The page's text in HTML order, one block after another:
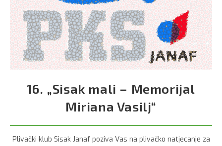
16. „Sisak mali – Memorijal
Miriana Vasilj“
Plivački klub Sisak Janaf poziva Vas na plivačko natjecanje za